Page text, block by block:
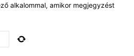
alkalommal, amikor megjegyzést